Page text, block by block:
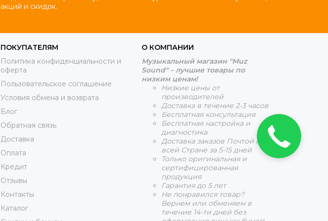
акций и скидок.
ПОКУПАТЕЛЯМ
Политика конфиденциальности и
оферта
Пользовательское соглашение
Условия обмена и возврата
Блог
Обратная связь
Доставка
Оплата
Кредит
Отзывы
Контакты
Каталог
О КОМПАНИИ
Музыкальный магазин "Muz
Sound" – лучшие товары по
низким ценам!
Низкие цены от
производителей
Доставка в течение 2-3 часов
Бесплатная консультация
Бесплатная настройка и
диагностика
Доставка заказов Почтой по
всей Стране за 5-15 дней
Только оригинальная и
сертифицированная
продукция
Гарантия до 5 лет
Не понравился товар?
Вернем или обменяем в
течение 14-ти дней без